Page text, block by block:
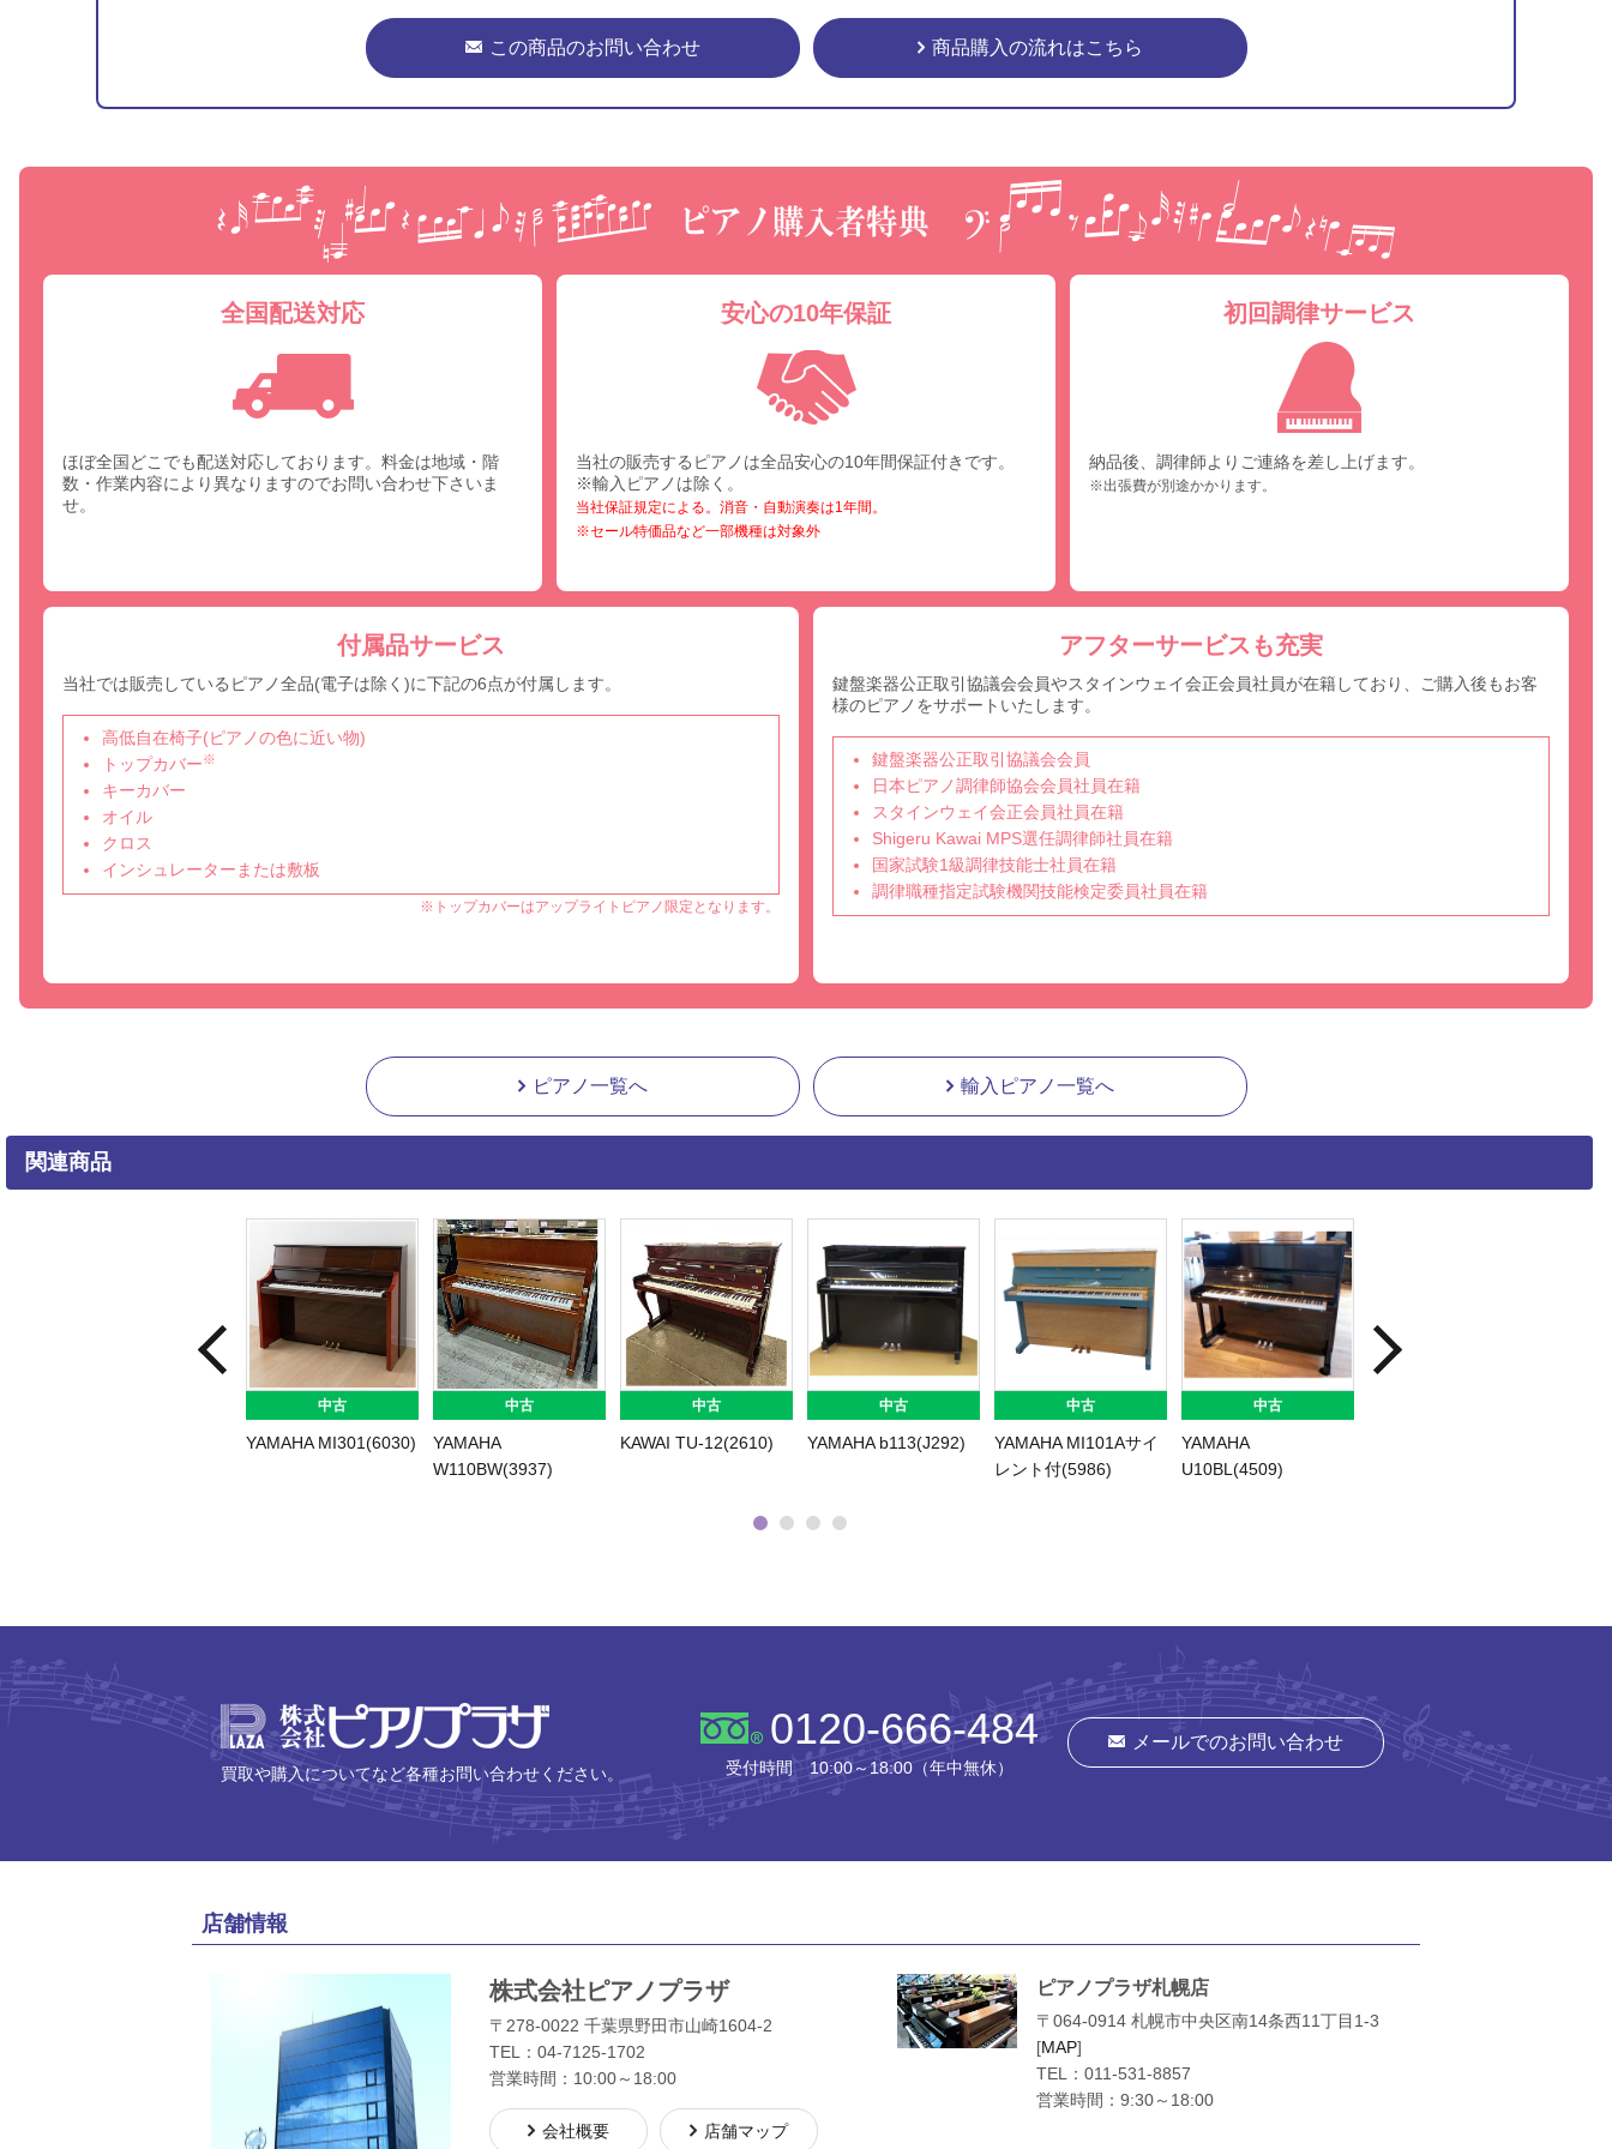
この商品のお問い合わせ 商品購入の流れはこちら
ピ
全国配送対応
ほぼ全国どこでも配送対応しております。料金は地域・階
数・作業内容により異なりますのでお問い合わせ下さいま
せ。
安心の10年保証
当社の販売するピアノは全品安心の10年間保証付きです。
※輸入ピアノは除く。
当社保証規定による。消音・自動演奏は1年間。
※セール特価品など一部機種は対象外
初回調律サービス
納品後、調律師よりご連絡を差し上げます。
※出張費が別途かかります。
付属品サービス
当社では販売しているピアノ全品(電子は除く)に下記の6点が付属します。
高低自在椅子(ピアノの色に近い物)
トップカバー※
キーカバー
オイル
クロス
インシュレーターまたは敷板
※トップカバーはアップライトピアノ限定となります。
アフターサービスも充実
鍵盤楽器公正取引協議会会員やスタインウェイ会正会員社員が在籍しており、ご購入後もお客
様のピアノをサポートいたします。
鍵盤楽器公正取引協議会会員
日本ピアノ調律師協会会員社員在籍
スタインウェイ会正会員社員在籍
Shigeru Kawai MPS選任調律師社員在籍
国家試験1級調律技能士社員在籍
調律職種指定試験機関技能検定委員社員在籍
ピアノ一覧へ 輸入ピアノ一覧へ
関連商品
中古
YAMAHA
中古
YAMAHA U300Wn
中古
YAMAHA
中古
KAWAI C-
中古
YAMAHA
UX300BiC/S(5391)
中古
YAMAHA U1E(1751)
株式会社ピアノプラザ
買取や購入についてなど各種お問い合わせください。
0120-666-484
受付時間 10:00～18:00（年中無休）
メールでのお問い合わせ
店舗情報
株式会社ピアノプラザ
〒278-0022 千葉県野田市山崎1604-2
TEL： 04-7125-1702
営業時間：10:00～18:00
会社概要 店舗マップ
ピアノプラザ札幌店
〒064-0914 札幌市中央区南14条西11丁目1-3
[MAP]
TEL： 011-531-8857
営業時間：9:30～18:00